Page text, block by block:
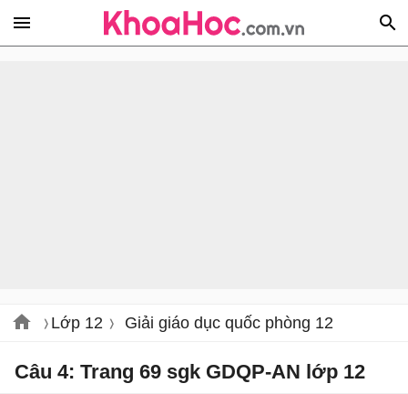
Lớp 12 Giải giáo dục quốc phòng 12
Câu 4: Trang 69 sgk GDQP-AN lớp 12